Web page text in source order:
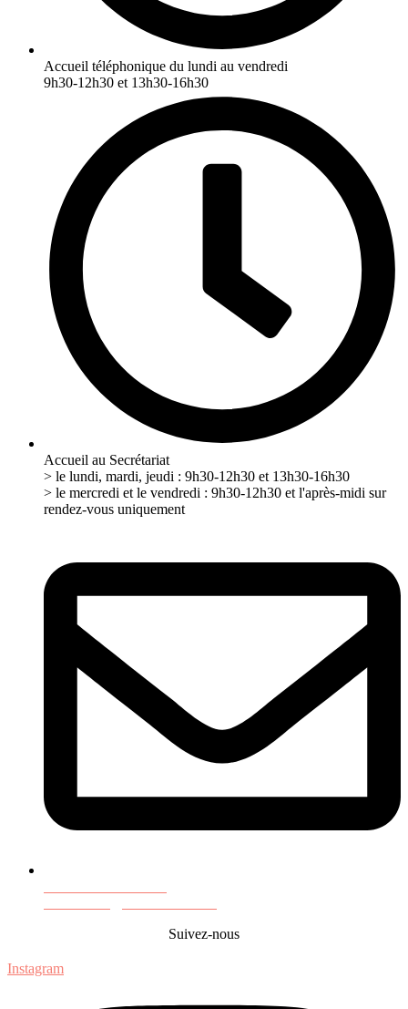
Accueil téléphonique du lundi au vendredi
9h30-12h30 et 13h30-16h30
Accueil au Secrétariat
> le lundi, mardi, jeudi : 9h30-12h30 et 13h30-16h30
> le mercredi et le vendredi : 9h30-12h30 et l'après-midi sur
rendez-vous uniquement
Suivez-nous
Instagram